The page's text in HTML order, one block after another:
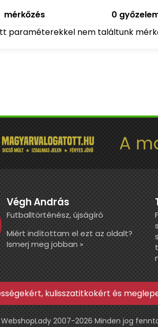
mérkőzés 0
paraméterekkel nem találtunk
A
Végh András
Futballtörténész, újságíró
Miért indítottam el ezt az oldalt?
Ismerj meg jobban »
kulisszatitkokért és
2007-2026 Minden jog